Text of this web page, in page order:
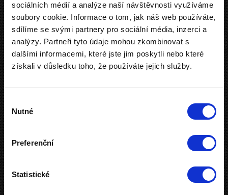
sociálních médií a analýze naší návštěvnosti využíváme
soubory cookie. Informace o tom, jak náš web používáte,
sdílíme se svými partnery pro sociální média, inzerci a
analýzy. Partneři tyto údaje mohou zkombinovat s
dalšími informacemi, které jste jim poskytli nebo které
získali v důsledku toho, že používáte jejich služby.
souhlasu
Nutné
Preferenční
Statistické
zákon schválnosti a vy trčíte před zamčenými dveřmi?